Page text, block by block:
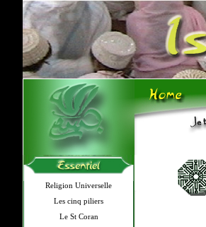
Religion Universelle
Les cinq piliers
Le St Coran